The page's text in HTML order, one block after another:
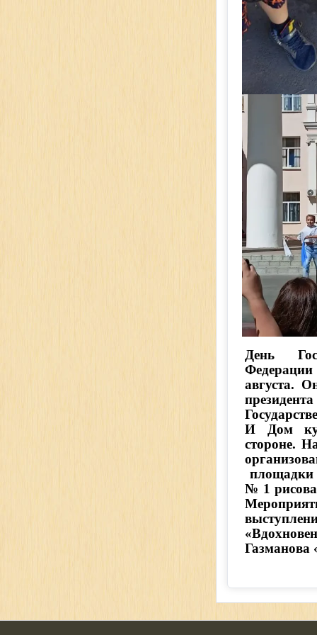
День
августа.
И Дом
стороне.
площадки
№ 1
Газманова